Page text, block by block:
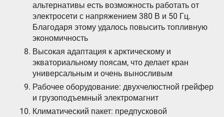
альтернативы есть возможность работать от
электросети с напряжением 380 В и 50 Гц.
Благодаря этому удалось повысить топливную
экономичность
Высокая адаптация к арктическому и
экваториальному поясам, что делает кран
универсальным и очень выносливым
Рабочее оборудование: двухчелюстной грейфер
и грузоподъемный электромагнит
Климатический пакет: предпусковой